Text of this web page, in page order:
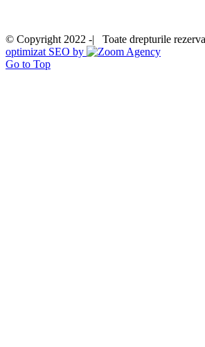
© Copyright 2022 -| Toate drepturile
optimizat SEO by
Go to Top